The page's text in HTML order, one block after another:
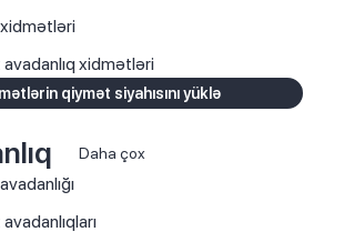
xidmətləri
qiymət siyahısını yüklə
Daha çox